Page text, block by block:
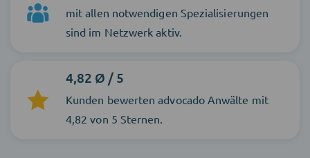
mit allen notwendigen Spezialisierungen
sind im Netzwerk aktiv.
4,82 Ø / 5
Kunden bewerten advocado Anwälte mit
4,82 von 5 Sternen.